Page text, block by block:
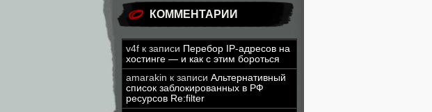
КОММЕНТАРИИ
v4f к записи Перебор IP-адресов на
хостинге — и как с этим бороться
amarakin к записи Альтернативный
список заблокированных в РФ
ресурсов Re:filter